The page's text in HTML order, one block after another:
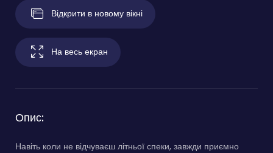
Відкрити в новому вікні
На весь екран
Опис:
Навіть коли не відчуваєш літньої спеки, завжди приємно